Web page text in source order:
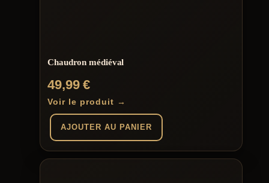
Chaudron médiéval
49,99€
Voir le produit →
AJOUTER AU PANIER